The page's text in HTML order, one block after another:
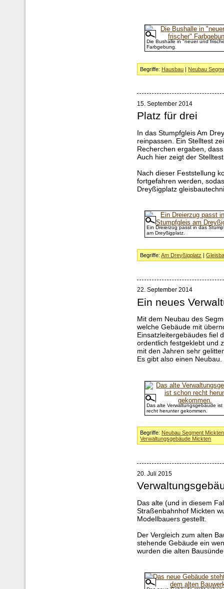
Die Bushalle in "neuer und
Farbgebung.
Begriffe: Hausbau | Neubau
15. September 2014
Platz für drei
In das Stumpfgleis Am
reinpassen. Ein Stelltest
Recherchen ergaben,
Auch hier zeigt der
Nach dieser Feststellung
fortgefahren werden,
Dreyßigplatz
Ein Dreierzug passt in das
am Dreyßigplatz.
Begriffe:Am Dreyßigplatz |
22. September 2014
Ein neues
Mit dem Neubau des
welche Gebäude mit
Einsatzleitergebäudes fiel
ordentlich festgeklebt und
mit den Jahren sehr
Es gibt also einen Neubau.
Das alte Verwaltungsgebäude ist
recht herunter gekommen.
Begriffe: Neubau Segment Mickten
Verwaltungsgebäude Mickten
20. Juli 2015
Das alte (und in diesem
Straßenbahnhof Mickten
Modellbauers gestellt.
Der Vergleich zum alten
stehende Gebäude ein
wurden die alten